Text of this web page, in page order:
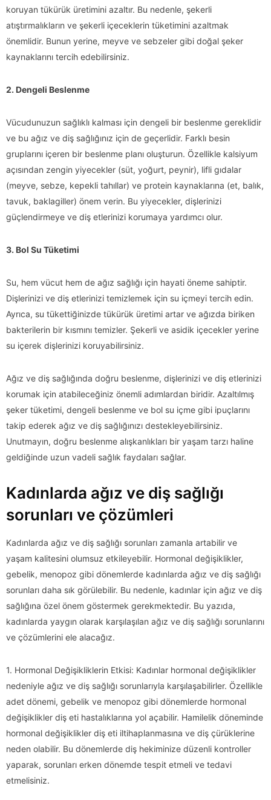
koruyan tükürük üretimini azaltır. Bu nedenle, şekerli
atıştırmalıkların ve şekerli içeceklerin tüketimini azaltmak
önemlidir. Bunun yerine, meyve ve sebzeler gibi doğal şeker
kaynaklarını tercih edebilirsiniz.
2. Dengeli Beslenme
Vücudunuzun sağlıklı kalması için dengeli bir beslenme gereklidir
ve bu ağız ve diş sağlığınız için de geçerlidir. Farklı besin
gruplarını içeren bir beslenme planı oluşturun. Özellikle kalsiyum
açısından zengin yiyecekler (süt, yoğurt, peynir), lifli gıdalar
(meyve, sebze, kepekli tahıllar) ve protein kaynaklarına (et, balık,
tavuk, baklagiller) önem verin. Bu yiyecekler, dişlerinizi
güçlendirmeye ve diş etlerinizi korumaya yardımcı olur.
3. Bol Su Tüketimi
Su, hem vücut hem de ağız sağlığı için hayati öneme sahiptir.
Dişlerinizi ve diş etlerinizi temizlemek için su içmeyi tercih edin.
Ayrıca, su tükettiğinizde tükürük üretimi artar ve ağızda biriken
bakterilerin bir kısmını temizler. Şekerli ve asidik içecekler yerine
su içerek dişlerinizi koruyabilirsiniz.
Ağız ve diş sağlığında doğru beslenme, dişlerinizi ve diş etlerinizi
korumak için atabileceğiniz önemli adımlardan biridir. Azaltılmış
şeker tüketimi, dengeli beslenme ve bol su içme gibi ipuçlarını
takip ederek ağız ve diş sağlığınızı destekleyebilirsiniz.
Unutmayın, doğru beslenme alışkanlıkları bir yaşam tarzı haline
geldiğinde uzun vadeli sağlık faydaları sağlar.
Kadınlarda ağız ve diş sağlığı
sorunları ve çözümleri
Kadınlarda ağız ve diş sağlığı sorunları zamanla artabilir ve
yaşam kalitesini olumsuz etkileyebilir. Hormonal değişiklikler,
gebelik, menopoz gibi dönemlerde kadınlarda ağız ve diş sağlığı
sorunları daha sık görülebilir. Bu nedenle, kadınlar için ağız ve diş
sağlığına özel önem göstermek gerekmektedir. Bu yazıda,
kadınlarda yaygın olarak karşılaşılan ağız ve diş sağlığı sorunlarını
ve çözümlerini ele alacağız.
1. Hormonal Değişikliklerin Etkisi: Kadınlar hormonal değişiklikler
nedeniyle ağız ve diş sağlığı sorunlarıyla karşılaşabilirler. Özellikle
adet dönemi, gebelik ve menopoz gibi dönemlerde hormonal
değişiklikler diş eti hastalıklarına yol açabilir. Hamilelik döneminde
hormonal değişiklikler diş eti iltihaplanmasına ve diş çürüklerine
neden olabilir. Bu dönemlerde diş hekiminize düzenli kontroller
yaparak, sorunları erken dönemde tespit etmeli ve tedavi
etmelisiniz.